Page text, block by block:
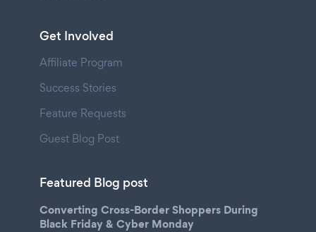
Get Involved
Affiliate Program
Success Stories
Feature Requests
Guest Blog Post
Featured Blog post
Converting Cross-Border Shoppers During
Black Friday & Cyber Monday